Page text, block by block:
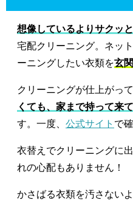
想像しているよりサクッ
宅配クリーニング。ネッ
ーニングしたい衣類を玄
クリーニングが仕上がって
くても、家まで持って来
す。一度、 公式サイト で
衣替えでクリーニングに
れの心配もありません！
かさばる衣類を汚さない